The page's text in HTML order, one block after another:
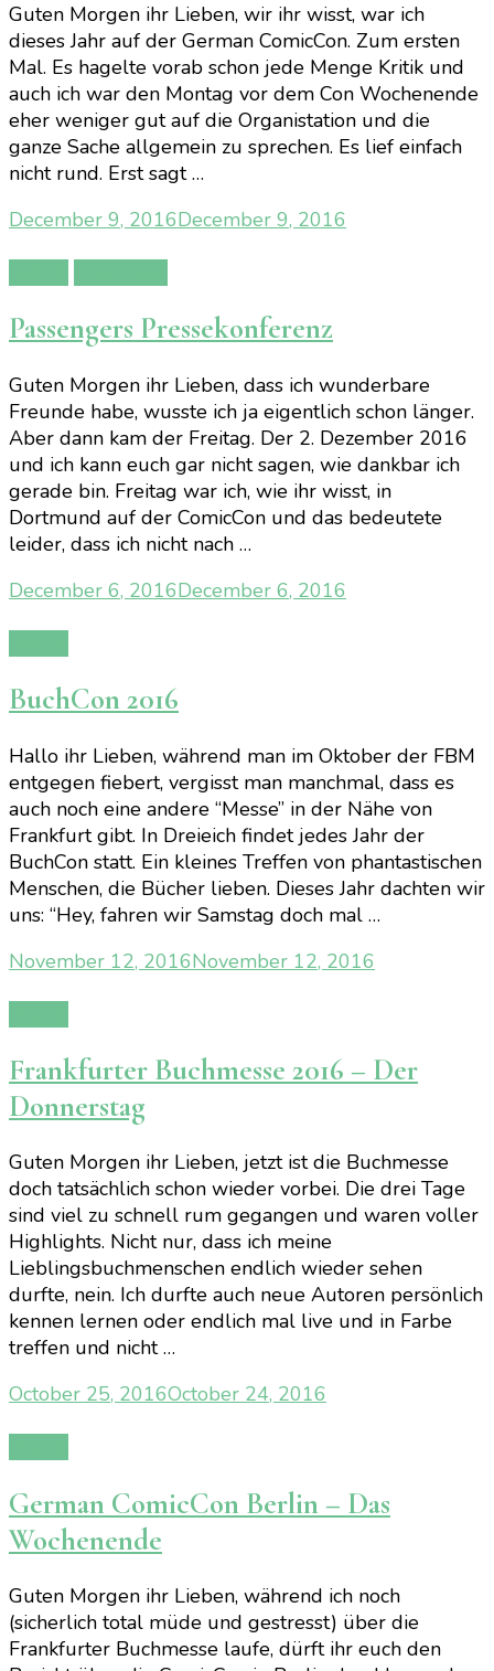
Guten Morgen ihr Lieben, wir ihr wisst, war ich
dieses Jahr auf der German ComicCon. Zum ersten
Mal. Es hagelte vorab schon jede Menge Kritik und
auch ich war den Montag vor dem Con Wochenende
eher weniger gut auf die Organistation und die
ganze Sache allgemein zu sprechen. Es lief einfach
nicht rund. Erst sagt …
December 9, 2016December 9, 2016
Passengers Pressekonferenz
Guten Morgen ihr Lieben, dass ich wunderbare
Freunde habe, wusste ich ja eigentlich schon länger.
Aber dann kam der Freitag. Der 2. Dezember 2016
und ich kann euch gar nicht sagen, wie dankbar ich
gerade bin. Freitag war ich, wie ihr wisst, in
Dortmund auf der ComicCon und das bedeutete
leider, dass ich nicht nach …
December 6, 2016December 6, 2016
BuchCon 2016
Hallo ihr Lieben, während man im Oktober der FBM
entgegen fiebert, vergisst man manchmal, dass es
auch noch eine andere “Messe” in der Nähe von
Frankfurt gibt. In Dreieich findet jedes Jahr der
BuchCon statt. Ein kleines Treffen von phantastischen
Menschen, die Bücher lieben. Dieses Jahr dachten wir
uns: “Hey, fahren wir Samstag doch mal …
November 12, 2016November 12, 2016
Frankfurter Buchmesse 2016 – Der
Donnerstag
Guten Morgen ihr Lieben, jetzt ist die Buchmesse
doch tatsächlich schon wieder vorbei. Die drei Tage
sind viel zu schnell rum gegangen und waren voller
Highlights. Nicht nur, dass ich meine
Lieblingsbuchmenschen endlich wieder sehen
durfte, nein. Ich durfte auch neue Autoren persönlich
kennen lernen oder endlich mal live und in Farbe
treffen und nicht …
October 25, 2016October 24, 2016
German ComicCon Berlin – Das
Wochenende
Guten Morgen ihr Lieben, während ich noch
(sicherlich total müde und gestresst) über die
Frankfurter Buchmesse laufe, dürft ihr euch den